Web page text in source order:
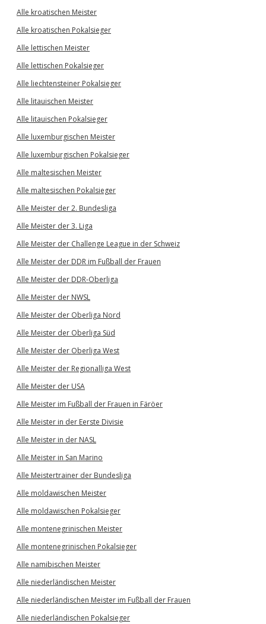
Alle kroatischen Meister
Alle kroatischen Pokalsieger
Alle lettischen Meister
Alle lettischen Pokalsieger
Alle liechtensteiner Pokalsieger
Alle litauischen Meister
Alle litauischen Pokalsieger
Alle luxemburgischen Meister
Alle luxemburgischen Pokalsieger
Alle maltesischen Meister
Alle maltesischen Pokalsieger
Alle Meister der 2. Bundesliga
Alle Meister der 3. Liga
Alle Meister der Challenge League in der Schweiz
Alle Meister der DDR im Fußball der Frauen
Alle Meister der DDR-Oberliga
Alle Meister der NWSL
Alle Meister der Oberliga Nord
Alle Meister der Oberliga Süd
Alle Meister der Oberliga West
Alle Meister der Regionalliga West
Alle Meister der USA
Alle Meister im Fußball der Frauen in Färöer
Alle Meister in der Eerste Divisie
Alle Meister in der NASL
Alle Meister in San Marino
Alle Meistertrainer der Bundesliga
Alle moldawischen Meister
Alle moldawischen Pokalsieger
Alle montenegrinischen Meister
Alle montenegrinischen Pokalsieger
Alle namibischen Meister
Alle niederländischen Meister
Alle niederländischen Meister im Fußball der Frauen
Alle niederländischen Pokalsieger